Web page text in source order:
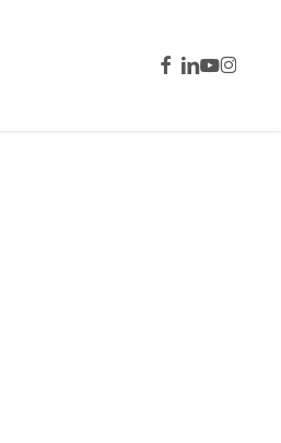
facebook
linkedin
youtubeinstagram